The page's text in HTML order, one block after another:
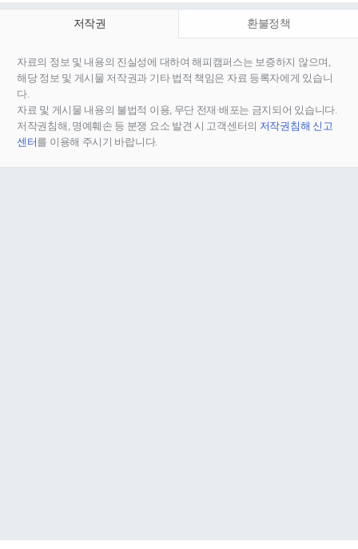
저작권 환불정책
자료의 정보 및 내용의 진실성에 대하여 해피캠퍼스는 보증하지 않으며,
해당 정보 및 게시물 저작권과 기타 법적 책임은 자료 등록자에게 있습니
다.
자료 및 게시물 내용의 불법적 이용, 무단 전재∙배포는 금지되어 있습니다.
저작권침해, 명예훼손 등 분쟁 요소 발견 시 고객센터의 저작권침해 신고
센터를 이용해 주시기 바랍니다.